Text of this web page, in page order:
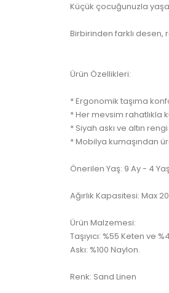
Küçük çocuğunuzla
Birbirinden farklı desen,
Ürün Özellikleri:
* Ergonomik taşıma
* Her mevsim rahatlıkla
* Siyah askı ve altın
* Mobilya kumaşından
Önerilen Yaş: 9 Ay - 4 Yaş
Ağırlık Kapasitesi: Max
Ürün Malzemesi:
Taşıyıcı: %55 Keten ve
Askı: %100 Naylon.
Renk: Sand Linen